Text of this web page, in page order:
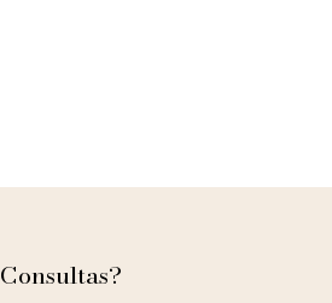
Consultas?